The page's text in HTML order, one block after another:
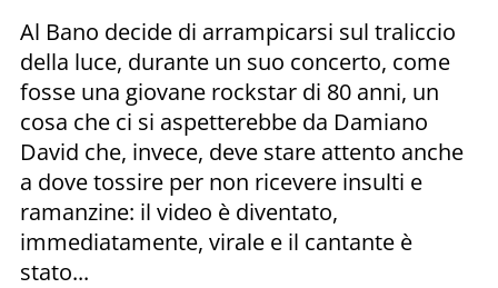
Al Bano decide di arrampicarsi sul traliccio
della luce, durante un suo concerto, come
fosse una giovane rockstar di 80 anni, un
cosa che ci si aspetterebbe da Damiano
David che, invece, deve stare attento anche
a dove tossire per non ricevere insulti e
ramanzine: il video è diventato,
immediatamente, virale e il cantante è
stato...